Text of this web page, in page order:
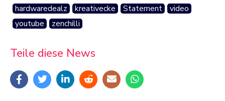
hardwaredealz
kreativecke Statement
video
youtube
zenchilli
Teile diese News